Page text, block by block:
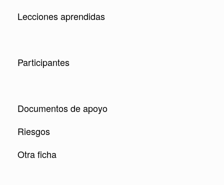
Lecciones aprendidas
Participantes
Documentos de apoyo
Riesgos
Otra ficha